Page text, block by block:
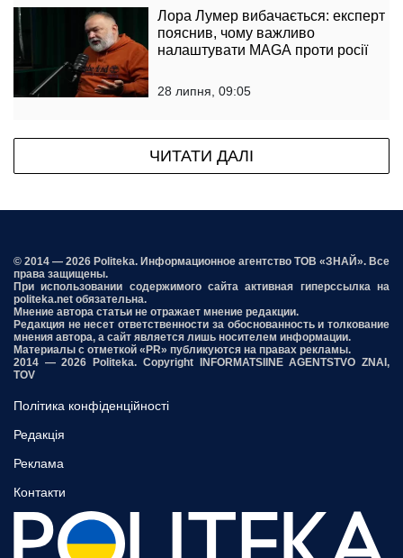
Лора Лумер вибачається: експерт
пояснив, чому важливо
налаштувати MAGA проти росії
28 липня, 09:05
ЧИТАТИ ДАЛІ
© 2014 — 2026 Politeka. Информационное агентство ТОВ «ЗНАЙ». Все
права защищены.
При использовании содержимого сайта активная гиперссылка на
politeka.net обязательна.
Мнение автора статьи не отражает мнение редакции.
Редакция не несет ответственности за обоснованность и толкование
мнения автора, а сайт является лишь носителем информации.
Материалы с отметкой «PR» публикуются на правах рекламы.
2014 — 2026 Politeka. Copyright INFORMATSIINE AGENTSTVO ZNAI,
TOV
Політика конфіденційності
Редакція
Реклама
Контакти